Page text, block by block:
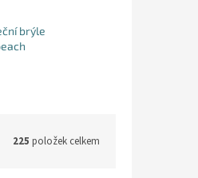
brýle
225 položek celkem